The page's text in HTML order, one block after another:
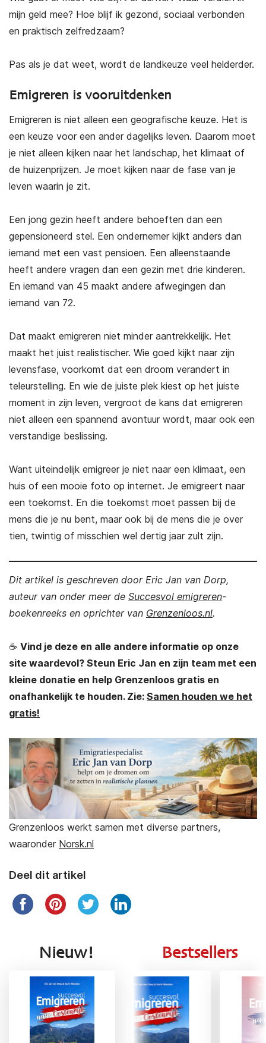
mijn geld mee? Hoe blijf ik gezond, sociaal verbonden
en praktisch zelfredzaam?
Pas als je dat weet, wordt de landkeuze veel helderder.
Emigreren is vooruitdenken
Emigreren is niet alleen een geografische keuze. Het is
een keuze voor een ander dagelijks leven. Daarom moet
je niet alleen kijken naar het landschap, het klimaat of
de huizenprijzen. Je moet kijken naar de fase van je
leven waarin je zit.
Een jong gezin heeft andere behoeften dan een
gepensioneerd stel. Een ondernemer kijkt anders dan
iemand met een vast pensioen. Een alleenstaande
heeft andere vragen dan een gezin met drie kinderen.
En iemand van 45 maakt andere afwegingen dan
iemand van 72.
Dat maakt emigreren niet minder aantrekkelijk. Het
maakt het juist realistischer. Wie goed kijkt naar zijn
levensfase, voorkomt dat een droom verandert in
teleurstelling. En wie de juiste plek kiest op het juiste
moment in zijn leven, vergroot de kans dat emigreren
niet alleen een spannend avontuur wordt, maar ook een
verstandige beslissing.
Want uiteindelijk emigreer je niet naar een klimaat, een
huis of een mooie foto op internet. Je emigreert naar
een toekomst. En die toekomst moet passen bij de
mens die je nu bent, maar ook bij de mens die je over
tien, twintig of misschien wel dertig jaar zult zijn.
Dit artikel is geschreven door Eric Jan van Dorp,
auteur van onder meer de Succesvol emigreren-
boekenreeks en oprichter van Grenzenloos.nl.
☕ Vind je deze en alle andere informatie op onze
site waardevol? Steun Eric Jan en zijn team met een
kleine donatie en help Grenzenloos gratis en
onafhankelijk te houden. Zie: Samen houden we het
gratis!
Grenzenloos werkt samen met diverse partners,
waaronder Norsk.nl
Deel dit artikel
Nieuw! Bestsellers